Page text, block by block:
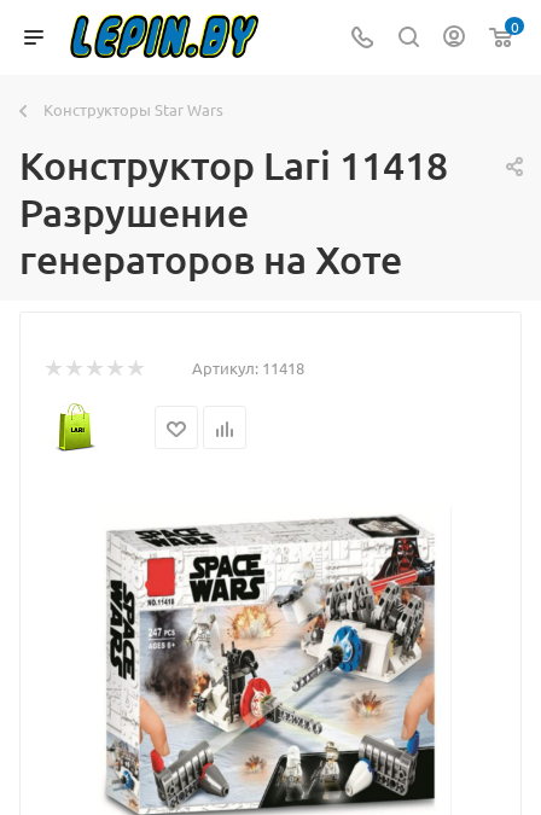
0
Конструкторы Star Wars
Конструктор Lari 11418
Разрушение
генераторов на Хоте
Артикул: 11418